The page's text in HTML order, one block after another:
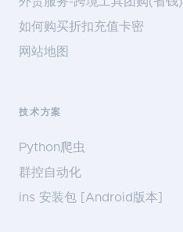
如何购买折扣充值卡密
网站地图
技术方案
Python爬虫
群控自动化
ins 安装包 [Android版本]